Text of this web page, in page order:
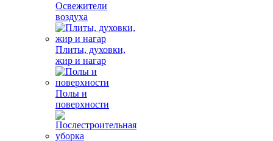
Освежители
воздуха
Плиты, духовки,
жир и нагар
Полы и
поверхности